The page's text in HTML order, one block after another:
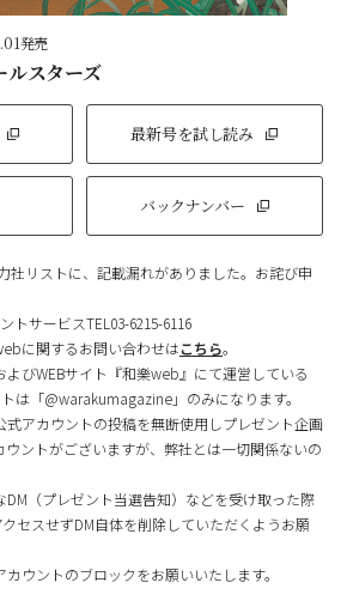
発売
ルスターズ
最新号を試し読み
バックナンバー
社リストに、記載漏れがありました。お詫び申
トサービスTEL03-6215-6116
に関するお問い合わせはこちら。
びWEBサイト『和樂web』にて運営している
は「@warakumagazine」のみになります。
アカウントの投稿を無断使用しプレゼント企画
ントがございますが、弊社とは一切関係ないの
DM（プレゼント当選告知）などを受け取った際
セスせずDM自体を削除していただくようお願
ウントのブロックをお願いいたします。